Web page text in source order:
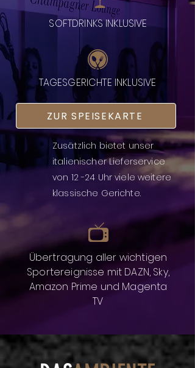
SOFTDRINKS INKLUSIVE
TAGESGERICHTE INKLUSIVE
ZUR SPEISEKARTE
Zusätzlich bietet unser
italienischer Lieferservice
von 12 -24 Uhr viele weitere
klassische Gerichte.
Übertragung aller wichtigen
Sportereignisse mit DAZN, Sky,
Amazon Prime und Magenta
TV